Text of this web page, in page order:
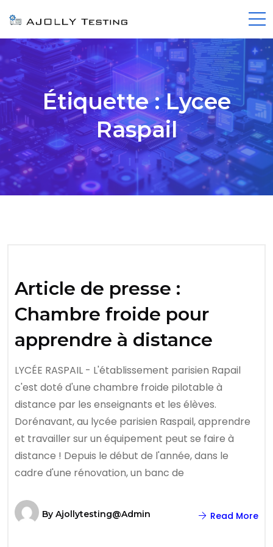
Étiquette :Lycee
Raspail
Article de presse :
Chambre froide pour
apprendre à distance
LYCÉE RASPAIL - L'établissement parisien Rapail
c'est doté d'une chambre froide pilotable à
distance par les enseignants et les élèves.
Dorénavant, au lycée parisien Raspail, apprendre
et travailler sur un équipement peut se faire à
distance ! Depuis le début de l'année, dans le
cadre d'une rénovation, un banc de
By Ajollytesting@admin Read More